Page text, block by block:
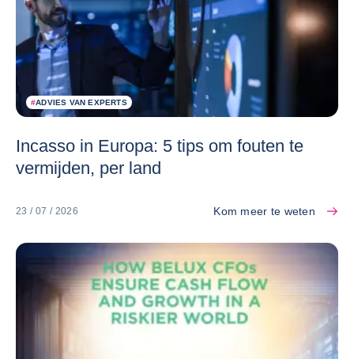
#ADVIES VAN EXPERTS
Incasso in Europa: 5 tips om fouten te
vermijden, per land
23 / 07 / 2026 Kom meer te weten